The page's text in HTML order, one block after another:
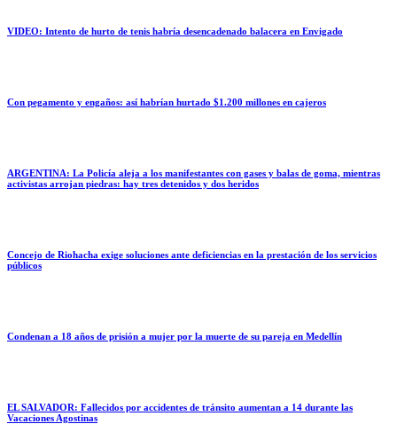
VIDEO: Intento de hurto de tenis habría desencadenado balacera en Envigado
Con pegamento y engaños: así habrían hurtado $1.200 millones en cajeros
ARGENTINA: La Policía aleja a los manifestantes con gases y balas de goma, mientras
activistas arrojan piedras: hay tres detenidos y dos heridos
Concejo de Riohacha exige soluciones ante deficiencias en la prestación de los servicios
públicos
Condenan a 18 años de prisión a mujer por la muerte de su pareja en Medellín
EL SALVADOR: Fallecidos por accidentes de tránsito aumentan a 14 durante las
Vacaciones Agostinas